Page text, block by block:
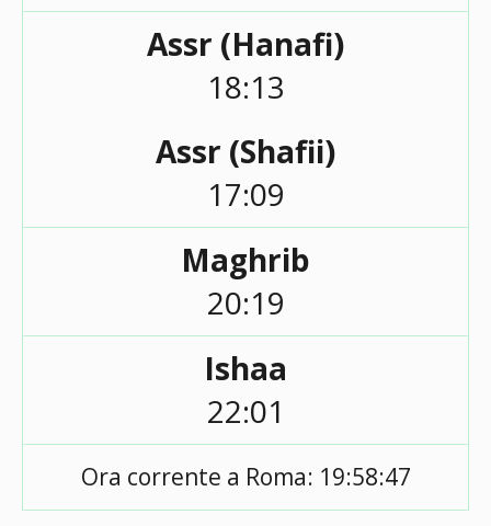
Assr (Hanafi)
18:13
Assr (Shafii)
17:09
Maghrib
20:19
Ishaa
22:01
Ora corrente a Roma: 19:58:47